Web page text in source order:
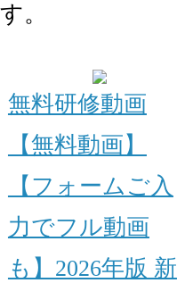
す。
無料研修動画
【無料動画】
【フォームご入
力でフル動画
も】2026年版 新